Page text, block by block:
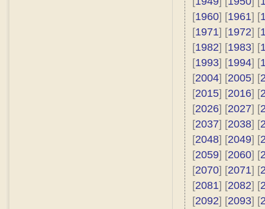
[1960] [1961] [
[1971] [1972] [
[1982] [1983] [
[1993] [1994] [
[2004] [2005] [
[2015] [2016] [
[2026] [2027] [
[2037] [2038] [
[2048] [2049] [
[2059] [2060] [
[2070] [2071] [
[2081] [2082] [
[2092] [2093] [